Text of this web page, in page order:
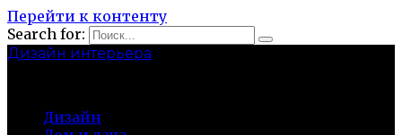
Перейти к контенту
Search for:
Дизайн интерьера
Дизайн